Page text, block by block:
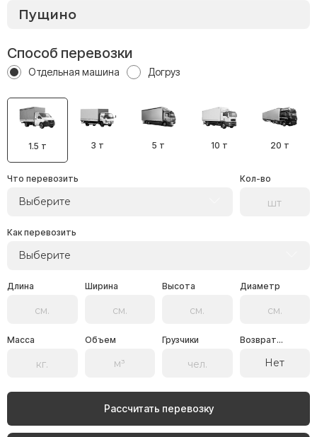
Способ перевозки
Отдельная машина Догруз
1.5 т 3 т 5 т 10 т 20 т
Что перевозить
Выберите
Кол-во
Как перевозить
Выберите
Длина Ширина Высота Диаметр
Масса Объем Грузчики Возврат...
Нет
Рассчитать перевозку